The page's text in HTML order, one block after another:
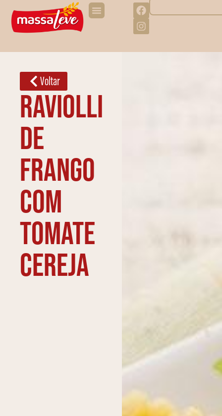
Voltar
Raviolli
de
frango
com
tomate
cereja